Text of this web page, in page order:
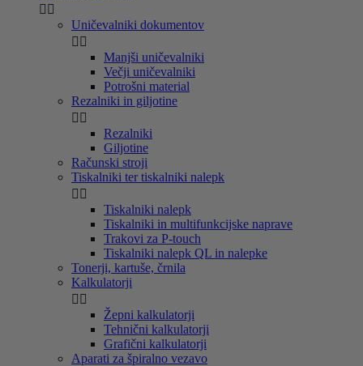
 
Uničevalniki dokumentov
 
Manjši uničevalniki
Večji uničevalniki
Potrošni material
Rezalniki in giljotine
 
Rezalniki
Giljotine
Računski stroji
Tiskalniki ter tiskalniki nalepk
 
Tiskalniki nalepk
Tiskalniki in multifunkcijske naprave
Trakovi za P-touch
Tiskalniki nalepk QL in nalepke
Tonerji, kartuše, črnila
Kalkulatorji
 
Žepni kalkulatorji
Tehnični kalkulatorji
Grafični kalkulatorji
Aparati za špiralno vezavo